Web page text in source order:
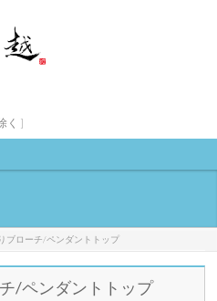
く ]
ブローチ/ペンダントトップ
/ペンダントトップ